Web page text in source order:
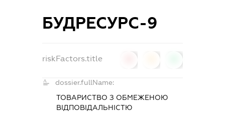
БУДРЕСУРС-9
riskFactors.title
dossier.fullName:
ТОВАРИСТВО З ОБМЕЖЕНОЮ
ВІДПОВІДАЛЬНІСТЮ